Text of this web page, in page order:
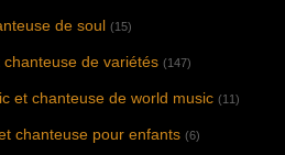
de soul (15)
de variétés (147)
et chanteuse de world music (11)
chanteuse pour enfants (6)